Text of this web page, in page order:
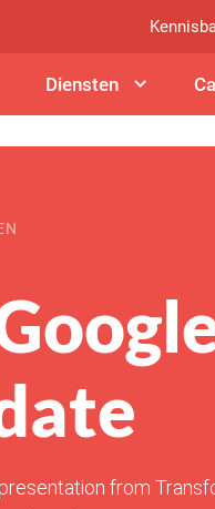
Diensten
from